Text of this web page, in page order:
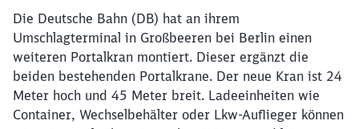
Die Deutsche Bahn (DB) hat an ihrem
Umschlagterminal in Großbeeren bei Berlin einen
weiteren Portalkran montiert. Dieser ergänzt die
beiden bestehenden Portalkrane. Der neue Kran ist 24
Meter hoch und 45 Meter breit. Ladeeinheiten wie
Container, Wechselbehälter oder Lkw-Auflieger können